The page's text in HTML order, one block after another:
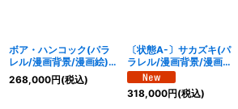
ボア・ハンコック(パラ
レル/漫画背景/漫画絵)
【SR/SP】{OP07-051}
268,000円(税込)
〔状態A-〕サカズキ(パ
ラレル/漫画背景/漫画
絵)【SR/SP】{OP16-
065}
318,000円(税込)